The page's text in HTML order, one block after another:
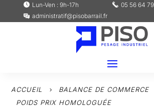
Lun-Ven : 9h-17h
05 56 64
administratif@pisobarrail.fr
ACCUEIL 5 BALANCE DE COMMERCE
POIDS PRIX HOMOLOGUÉE